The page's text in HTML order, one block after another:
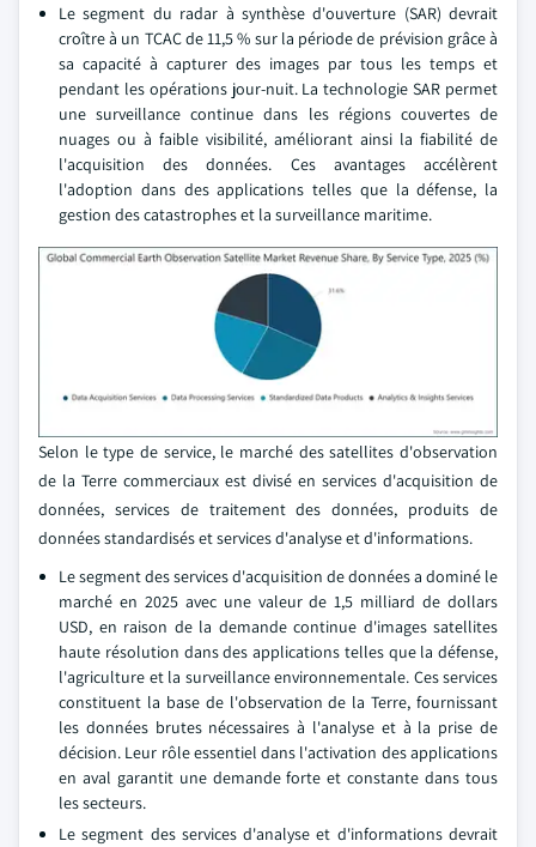
Le segment du radar à synthèse d'ouverture (SAR) devrait
croître à un TCAC de 11,5 % sur la période de prévision grâce à
sa capacité à capturer des images par tous les temps et
pendant les opérations jour-nuit. La technologie SAR permet
une surveillance continue dans les régions couvertes de
nuages ou à faible visibilité, améliorant ainsi la fiabilité de
l'acquisition des données. Ces avantages accélèrent
l'adoption dans des applications telles que la défense, la
gestion des catastrophes et la surveillance maritime.
Selon le type de service, le marché des satellites d'observation
de la Terre commerciaux est divisé en services d'acquisition de
données, services de traitement des données, produits de
données standardisés et services d'analyse et d'informations.
Le segment des services d'acquisition de données a dominé le
marché en 2025 avec une valeur de 1,5 milliard de dollars
USD, en raison de la demande continue d'images satellites
haute résolution dans des applications telles que la défense,
l'agriculture et la surveillance environnementale. Ces services
constituent la base de l'observation de la Terre, fournissant
les données brutes nécessaires à l'analyse et à la prise de
décision. Leur rôle essentiel dans l'activation des applications
en aval garantit une demande forte et constante dans tous
les secteurs.
Le segment des services d'analyse et d'informations devrait